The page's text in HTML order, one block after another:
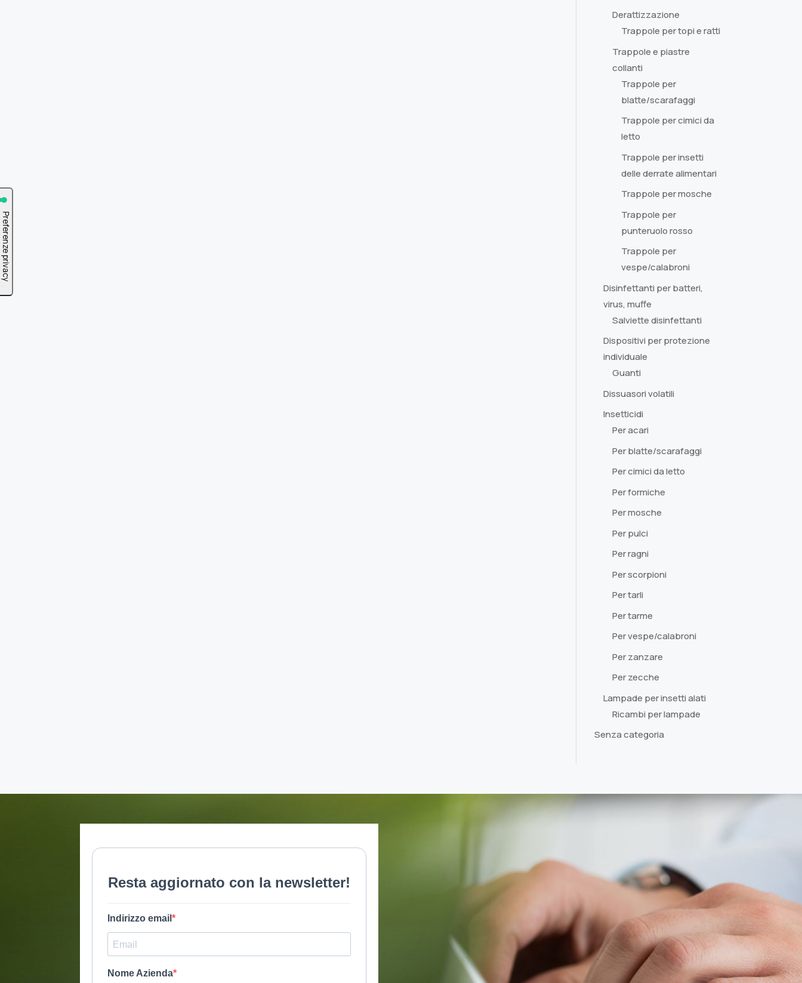
Derattizzazione
Trappole per topi e ratti
Trappole e piastre
collanti
Trappole per
blatte/scarafaggi
Trappole per cimici da
letto
Trappole per insetti
delle derrate alimentari
Trappole per mosche
Trappole per
punteruolo rosso
Trappole per
vespe/calabroni
Disinfettanti per batteri,
virus, muffe
Salviette disinfettanti
Dispositivi per protezione
individuale
Guanti
Dissuasori volatili
Insetticidi
Per acari
Per blatte/scarafaggi
Per cimici da letto
Per formiche
Per mosche
Per pulci
Per ragni
Per scorpioni
Per tarli
Per tarme
Per vespe/calabroni
Per zanzare
Per zecche
Lampade per insetti alati
Ricambi per lampade
Senza categoria